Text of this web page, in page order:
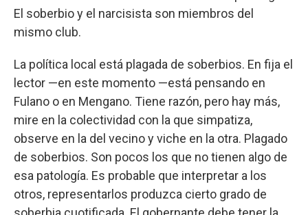
El soberbio y el narcisista son miembros del
mismo club.
La política local está plagada de soberbios. En fija el
lector —en este momento —está pensando en
Fulano o en Mengano. Tiene razón, pero hay más,
mire en la colectividad con la que simpatiza,
observe en la del vecino y viche en la otra. Plagado
de soberbios. Son pocos los que no tienen algo de
esa patología. Es probable que interpretar a los
otros, representarlos produzca cierto grado de